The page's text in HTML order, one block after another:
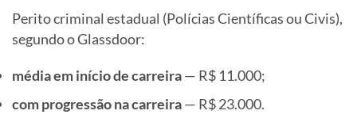
Perito criminal estadual (Polícias Científicas ou Civis),
segundo o Glassdoor:
média em início de carreira— R$ 11.000;
com progressão na carreira— R$ 23.000.